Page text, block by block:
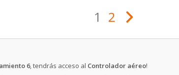
1 2
6, tendrás acceso al Controlador aéreo!